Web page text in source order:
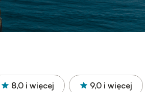
8,0 i więcej 9,0 i więcej